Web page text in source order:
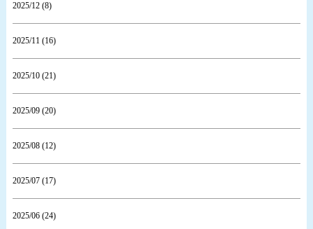
2025/12 (8)
2025/11 (16)
2025/10 (21)
2025/09 (20)
2025/08 (12)
2025/07 (17)
2025/06 (24)